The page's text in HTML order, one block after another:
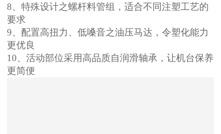
8、特殊设计之螺杆料管组，适合不同注塑工艺的
要求
9、配置高扭力、低嗓音之油压马达，令塑化能力
更优良
10、活动部位采用高品质自润滑轴承，让机台保养
更简便